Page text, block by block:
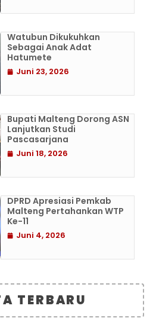
Watubun Dikukuhkan
Sebagai Anak Adat
Hatumete
Juni 23, 2026
Bupati Malteng Dorong ASN
Lanjutkan Studi
Pascasarjana
Juni 18, 2026
DPRD Apresiasi Pemkab
Malteng Pertahankan WTP
Ke-11
Juni 4, 2026
TERBARU